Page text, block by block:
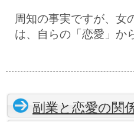
周知の事実ですが、女
は、自らの「恋愛」か
副業と恋愛の関